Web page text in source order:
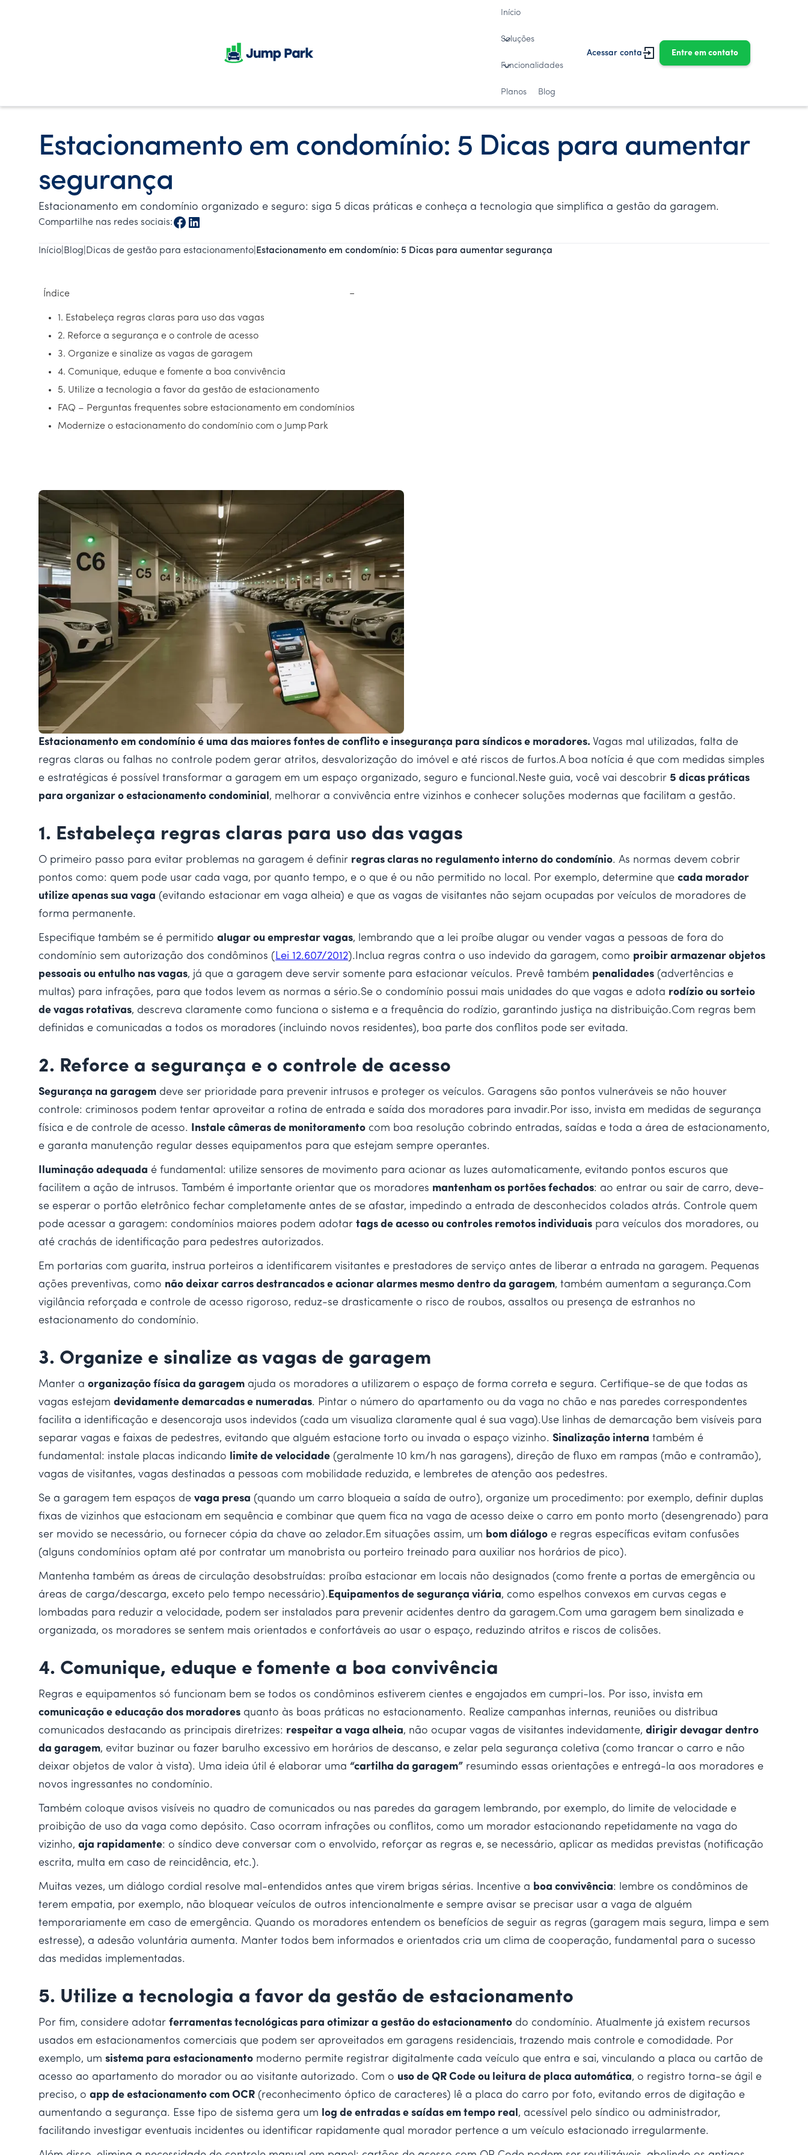
Início
Soluções
Funcionalidades
Planos Blog
Acessar conta Entre em contato
Estacionamento em condomínio: 5 Dicas para aumentar
segurança
Estacionamento em condomínio organizado e seguro: siga 5 dicas práticas e conheça a tecnologia que simplifica a gestão da garagem.
Compartilhe nas redes sociais:
Início Blog Dicas de gestão para estacionamento Estacionamento em condomínio: 5 Dicas para aumentar segurança
Índice −
1. Estabeleça regras claras para uso das vagas
2. Reforce a segurança e o controle de acesso
3. Organize e sinalize as vagas de garagem
4. Comunique, eduque e fomente a boa convivência
5. Utilize a tecnologia a favor da gestão de estacionamento
FAQ – Perguntas frequentes sobre estacionamento em condomínios
Modernize o estacionamento do condomínio com o Jump Park
Estacionamento em condomínio é uma das maiores fontes de conflito e insegurança para síndicos e moradores. Vagas mal utilizadas, falta de
regras claras ou falhas no controle podem gerar atritos, desvalorização do imóvel e até riscos de furtos.A boa notícia é que com medidas simples
e estratégicas é possível transformar a garagem em um espaço organizado, seguro e funcional.Neste guia, você vai descobrir 5 dicas práticas
para organizar o estacionamento condominial, melhorar a convivência entre vizinhos e conhecer soluções modernas que facilitam a gestão.
1. Estabeleça regras claras para uso das vagas
O primeiro passo para evitar problemas na garagem é definir regras claras no regulamento interno do condomínio. As normas devem cobrir
pontos como: quem pode usar cada vaga, por quanto tempo, e o que é ou não permitido no local. Por exemplo, determine que cada morador
utilize apenas sua vaga (evitando estacionar em vaga alheia) e que as vagas de visitantes não sejam ocupadas por veículos de moradores de
forma permanente.
Especifique também se é permitido alugar ou emprestar vagas, lembrando que a lei proíbe alugar ou vender vagas a pessoas de fora do
condomínio sem autorização dos condôminos (Lei 12.607/2012).Inclua regras contra o uso indevido da garagem, como proibir armazenar objetos
pessoais ou entulho nas vagas, já que a garagem deve servir somente para estacionar veículos. Prevê também penalidades (advertências e
multas) para infrações, para que todos levem as normas a sério.Se o condomínio possui mais unidades do que vagas e adota rodízio ou sorteio
de vagas rotativas, descreva claramente como funciona o sistema e a frequência do rodízio, garantindo justiça na distribuição.Com regras bem
definidas e comunicadas a todos os moradores (incluindo novos residentes), boa parte dos conflitos pode ser evitada.
2. Reforce a segurança e o controle de acesso
Segurança na garagem deve ser prioridade para prevenir intrusos e proteger os veículos. Garagens são pontos vulneráveis se não houver
controle: criminosos podem tentar aproveitar a rotina de entrada e saída dos moradores para invadir.Por isso, invista em medidas de segurança
física e de controle de acesso. Instale câmeras de monitoramento com boa resolução cobrindo entradas, saídas e toda a área de estacionamento,
e garanta manutenção regular desses equipamentos para que estejam sempre operantes.
Iluminação adequada é fundamental: utilize sensores de movimento para acionar as luzes automaticamente, evitando pontos escuros que
facilitem a ação de intrusos. Também é importante orientar que os moradores mantenham os portões fechados: ao entrar ou sair de carro, deve-
se esperar o portão eletrônico fechar completamente antes de se afastar, impedindo a entrada de desconhecidos colados atrás. Controle quem
pode acessar a garagem: condomínios maiores podem adotar tags de acesso ou controles remotos individuais para veículos dos moradores, ou
até crachás de identificação para pedestres autorizados.
Em portarias com guarita, instrua porteiros a identificarem visitantes e prestadores de serviço antes de liberar a entrada na garagem. Pequenas
ações preventivas, como não deixar carros destrancados e acionar alarmes mesmo dentro da garagem, também aumentam a segurança.Com
vigilância reforçada e controle de acesso rigoroso, reduz-se drasticamente o risco de roubos, assaltos ou presença de estranhos no
estacionamento do condomínio.
3. Organize e sinalize as vagas de garagem
Manter a organização física da garagem ajuda os moradores a utilizarem o espaço de forma correta e segura. Certifique-se de que todas as
vagas estejam devidamente demarcadas e numeradas. Pintar o número do apartamento ou da vaga no chão e nas paredes correspondentes
facilita a identificação e desencoraja usos indevidos (cada um visualiza claramente qual é sua vaga).Use linhas de demarcação bem visíveis para
separar vagas e faixas de pedestres, evitando que alguém estacione torto ou invada o espaço vizinho. Sinalização interna também é
fundamental: instale placas indicando limite de velocidade (geralmente 10 km/h nas garagens), direção de fluxo em rampas (mão e contramão),
vagas de visitantes, vagas destinadas a pessoas com mobilidade reduzida, e lembretes de atenção aos pedestres.
Se a garagem tem espaços de vaga presa (quando um carro bloqueia a saída de outro), organize um procedimento: por exemplo, definir duplas
fixas de vizinhos que estacionam em sequência e combinar que quem fica na vaga de acesso deixe o carro em ponto morto (desengrenado) para
ser movido se necessário, ou fornecer cópia da chave ao zelador.Em situações assim, um bom diálogo e regras específicas evitam confusões
(alguns condomínios optam até por contratar um manobrista ou porteiro treinado para auxiliar nos horários de pico).
Mantenha também as áreas de circulação desobstruídas: proíba estacionar em locais não designados (como frente a portas de emergência ou
áreas de carga/descarga, exceto pelo tempo necessário).Equipamentos de segurança viária, como espelhos convexos em curvas cegas e
lombadas para reduzir a velocidade, podem ser instalados para prevenir acidentes dentro da garagem.Com uma garagem bem sinalizada e
organizada, os moradores se sentem mais orientados e confortáveis ao usar o espaço, reduzindo atritos e riscos de colisões.
4. Comunique, eduque e fomente a boa convivência
Regras e equipamentos só funcionam bem se todos os condôminos estiverem cientes e engajados em cumpri-los. Por isso, invista em
comunicação e educação dos moradores quanto às boas práticas no estacionamento. Realize campanhas internas, reuniões ou distribua
comunicados destacando as principais diretrizes: respeitar a vaga alheia, não ocupar vagas de visitantes indevidamente, dirigir devagar dentro
da garagem, evitar buzinar ou fazer barulho excessivo em horários de descanso, e zelar pela segurança coletiva (como trancar o carro e não
deixar objetos de valor à vista). Uma ideia útil é elaborar uma “cartilha da garagem” resumindo essas orientações e entregá-la aos moradores e
novos ingressantes no condomínio.
Também coloque avisos visíveis no quadro de comunicados ou nas paredes da garagem lembrando, por exemplo, do limite de velocidade e
proibição de uso da vaga como depósito. Caso ocorram infrações ou conflitos, como um morador estacionando repetidamente na vaga do
vizinho, aja rapidamente: o síndico deve conversar com o envolvido, reforçar as regras e, se necessário, aplicar as medidas previstas (notificação
escrita, multa em caso de reincidência, etc.).
Muitas vezes, um diálogo cordial resolve mal-entendidos antes que virem brigas sérias. Incentive a boa convivência: lembre os condôminos de
terem empatia, por exemplo, não bloquear veículos de outros intencionalmente e sempre avisar se precisar usar a vaga de alguém
temporariamente em caso de emergência. Quando os moradores entendem os benefícios de seguir as regras (garagem mais segura, limpa e sem
estresse), a adesão voluntária aumenta. Manter todos bem informados e orientados cria um clima de cooperação, fundamental para o sucesso
das medidas implementadas.
5. Utilize a tecnologia a favor da gestão de estacionamento
Por fim, considere adotar ferramentas tecnológicas para otimizar a gestão do estacionamento do condomínio. Atualmente já existem recursos
usados em estacionamentos comerciais que podem ser aproveitados em garagens residenciais, trazendo mais controle e comodidade. Por
exemplo, um sistema para estacionamento moderno permite registrar digitalmente cada veículo que entra e sai, vinculando a placa ou cartão de
acesso ao apartamento do morador ou ao visitante autorizado. Com o uso de QR Code ou leitura de placa automática, o registro torna-se ágil e
preciso, o app de estacionamento com OCR (reconhecimento óptico de caracteres) lê a placa do carro por foto, evitando erros de digitação e
aumentando a segurança. Esse tipo de sistema gera um log de entradas e saídas em tempo real, acessível pelo síndico ou administrador,
facilitando investigar eventuais incidentes ou identificar rapidamente qual morador pertence a um veículo estacionado irregularmente.